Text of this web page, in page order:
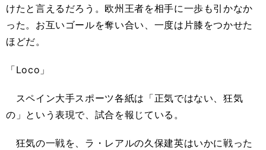
けたと言えるだろう。欧州王者を相手に一歩も引かなか
った。お互いゴールを奪い合い、一度は片膝をつかせた
ほどだ。
「Loco」
スペイン大手スポーツ各紙は「正気ではない、狂気
の」という表現で、試合を報じている。
狂気の一戦を、ラ・レアルの久保建英はいかに戦った